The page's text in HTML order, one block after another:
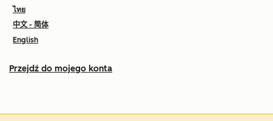
ไทย
中文 - 简体
English
Przejdź do mojego konta